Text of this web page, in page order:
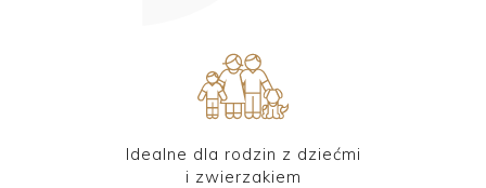
Idealne dla rodzin z dziećmi
i zwierzakiem